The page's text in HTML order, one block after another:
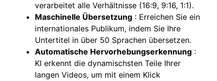
verarbeitet alle Verhältnisse (16:9, 9:16, 1:1).
Maschinelle Übersetzung : Erreichen Sie ein
internationales Publikum, indem Sie Ihre
Untertitel in über 50 Sprachen übersetzen.
Automatische Hervorhebungserkennung :
KI erkennt die dynamischsten Teile Ihrer
langen Videos, um mit einem Klick